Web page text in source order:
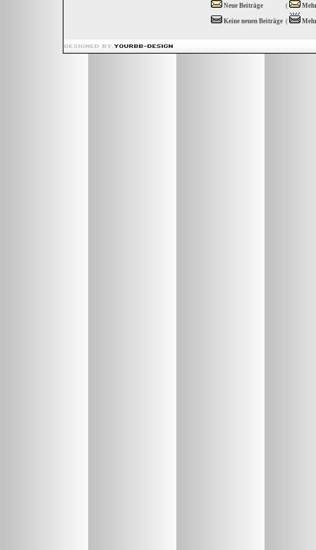
Neue Beiträge (
Keine neuen Beiträge (